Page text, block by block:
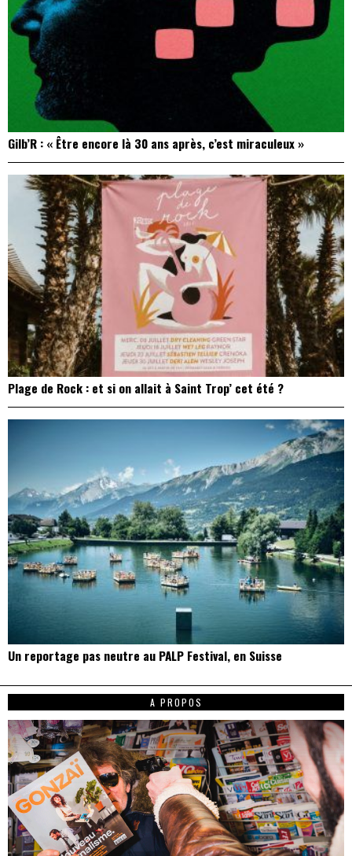
Gilb’R : « Être encore là 30 ans après, c’est miraculeux »
Plage de Rock : et si on allait à Saint Trop’ cet été ?
Un reportage pas neutre au PALP Festival, en Suisse
A PROPOS